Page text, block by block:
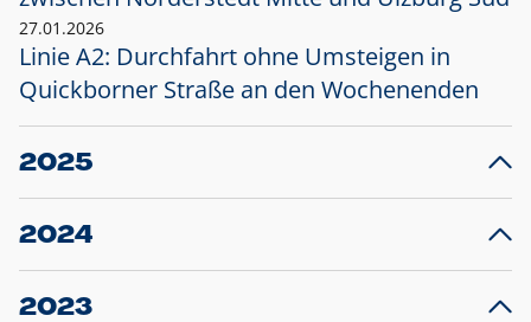
27.01.2026
Linie A2: Durchfahrt ohne Umsteigen in
Quickborner Straße an den Wochenenden
2025
23.12.2025
Projekt S5: Start der Bauarbeiten am
2024
10.12.2024
Großprojekt S5: Sperrung der Bahnstraße in
2023